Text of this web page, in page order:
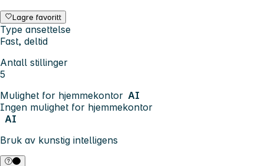
Lagre favoritt
Type ansettelse
Fast, deltid
Antall stillinger
5
Mulighet for hjemmekontor AI
Ingen mulighet for hjemmekontor
AI
Bruk av kunstig intelligens